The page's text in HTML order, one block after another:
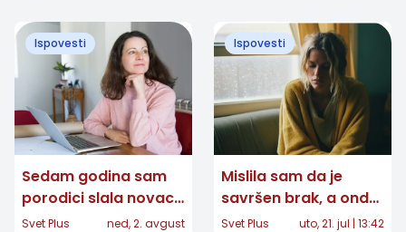
Ispovesti
Sedam godina sam
porodici slala novac
iz inostranstva, a
Svet Plus ned, 2. avgust
Ispovesti
Mislila sam da je
savršen brak, a onda
sam u njegovoj tašni
Svet Plus uto, 21. jul | 13:42